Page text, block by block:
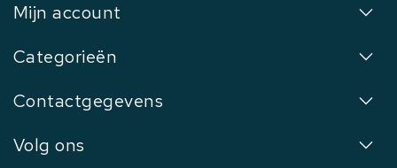
Mijn account
Categorieën
Contactgegevens
Volg ons